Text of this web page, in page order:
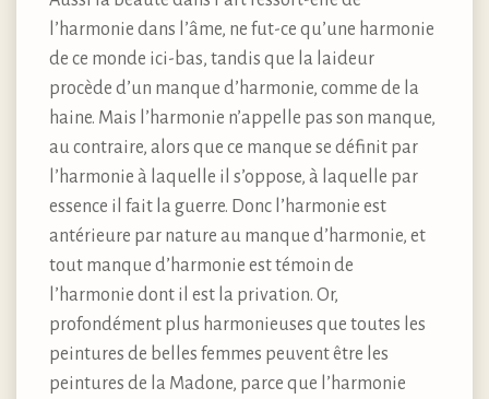
l’harmonie dans l’âme, ne fut-ce qu’une harmonie
de ce monde ici-bas, tandis que la laideur
procède d’un manque d’harmonie, comme de la
haine. Mais l’harmonie n’appelle pas son manque,
au contraire, alors que ce manque se définit par
l’harmonie à laquelle il s’oppose, à laquelle par
essence il fait la guerre. Donc l’harmonie est
antérieure par nature au manque d’harmonie, et
tout manque d’harmonie est témoin de
l’harmonie dont il est la privation. Or,
profondément plus harmonieuses que toutes les
peintures de belles femmes peuvent être les
peintures de la Madone, parce que l’harmonie